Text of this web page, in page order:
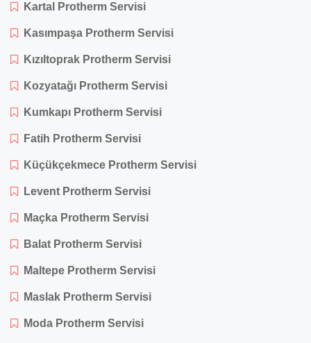
Kartal Protherm Servisi
Kasımpaşa Protherm Servisi
Kızıltoprak Protherm Servisi
Kozyatağı Protherm Servisi
Kumkapı Protherm Servisi
Fatih Protherm Servisi
Küçükçekmece Protherm Servisi
Levent Protherm Servisi
Maçka Protherm Servisi
Balat Protherm Servisi
Maltepe Protherm Servisi
Maslak Protherm Servisi
Moda Protherm Servisi